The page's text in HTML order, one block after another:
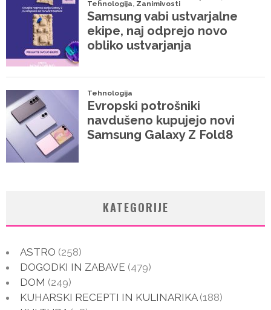
KATEGORIJE
ASTRO (258)
DOGODKI IN ZABAVE (479)
DOM (249)
KUHARSKI RECEPTI IN KULINARIKA(188)